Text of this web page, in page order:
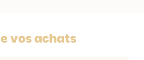
vos achats